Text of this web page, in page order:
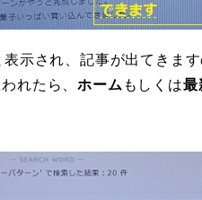
示され、記事が出てきます
れたら、ホーム もしくは最